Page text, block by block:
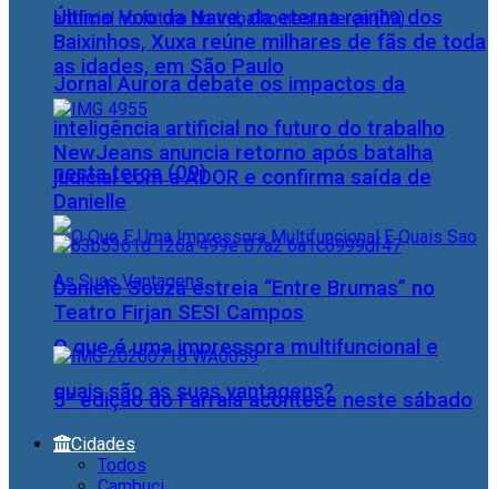
Jornal Aurora debate os impactos da
inteligência artificial no futuro do trabalho
nesta terça (09)
O que é uma impressora multifuncional e
quais são as suas vantagens?
Último Voo da Nave, da eterna rainha dos
Baixinhos, Xuxa reúne milhares de fãs de toda
as idades, em São Paulo
NewJeans anuncia retorno após batalha
judicial com a ADOR e confirma saída de
Danielle
Daniele Souza estreia “Entre Brumas” no
Teatro Firjan SESI Campos
5ª edição do Farraiá acontece neste sábado
Cidades
Todos